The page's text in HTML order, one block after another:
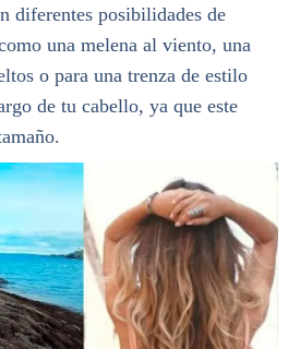
diferentes posibilidades de
una melena al viento, una
o para una trenza de estilo
de tu cabello, ya que este